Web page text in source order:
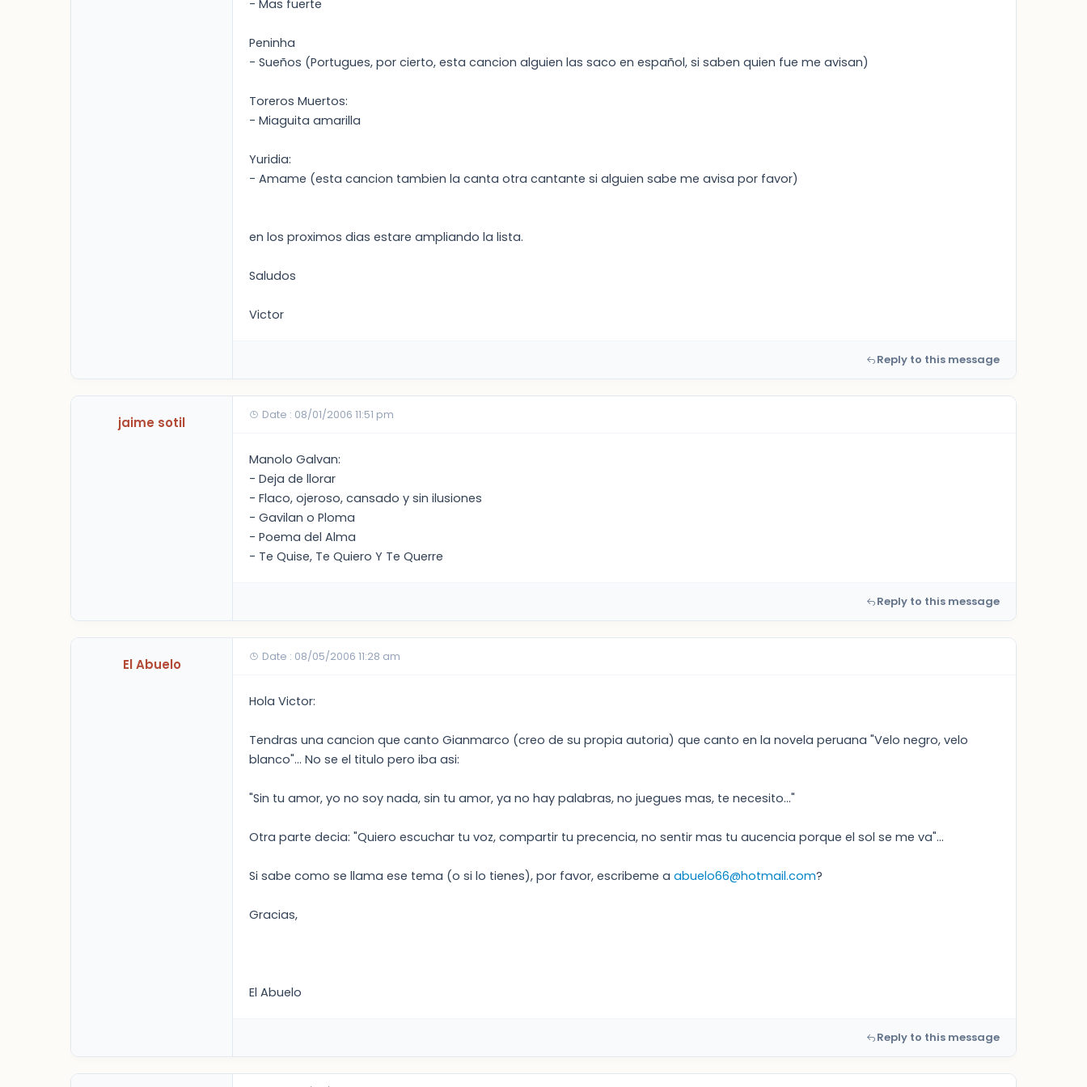
- Mas fuerte
Peninha
- Sueños (Portugues, por cierto, esta cancion alguien las saco en español, si saben quien fue me avisan)
Toreros Muertos:
- Miaguita amarilla
Yuridia:
- Amame (esta cancion tambien la canta otra cantante si alguien sabe me avisa por favor)
en los proximos dias estare ampliando la lista.
Saludos
Victor
Reply to this message
jaime sotil Date : 08/01/2006 11:51 pm
Manolo Galvan:
- Deja de llorar
- Flaco, ojeroso, cansado y sin ilusiones
- Gavilan o Ploma
- Poema del Alma
- Te Quise, Te Quiero Y Te Querre
Reply to this message
El Abuelo Date : 08/05/2006 11:28 am
Hola Victor:
Tendras una cancion que canto Gianmarco (creo de su propia autoria) que canto en la novela peruana "Velo negro, velo
blanco"... No se el titulo pero iba asi:
"Sin tu amor, yo no soy nada, sin tu amor, ya no hay palabras, no juegues mas, te necesito..."
Otra parte decia: "Quiero escuchar tu voz, compartir tu precencia, no sentir mas tu aucencia porque el sol se me va"...
Si sabe como se llama ese tema (o si lo tienes), por favor, escribeme a abuelo66@hotmail.com?
Gracias,
El Abuelo
Reply to this message